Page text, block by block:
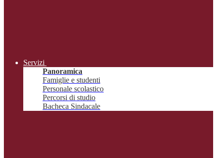
Servizi
Panoramica
Famiglie e studenti
Personale scolastico
Percorsi di studio
Bacheca Sindacale